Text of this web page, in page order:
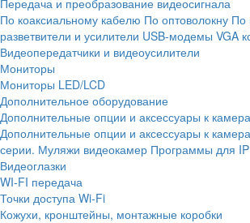
Передача и преобразование видеосигнала
По коаксиальному кабелю По оптоволокну По
разветвители и усилители USB-модемы VGA
Видеопередатчики и видеоусилители
Мониторы
Мониторы LED/LCD
Дополнительное оборудование
Дополнительные опции и аксессуары к
Дополнительные опции и аксессуары к
серии. Муляжи видеокамер Программы для
Видеоглазки
WI-FI передача
Точки доступа Wi-Fi
Кожухи, кронштейны, монтажные коробки